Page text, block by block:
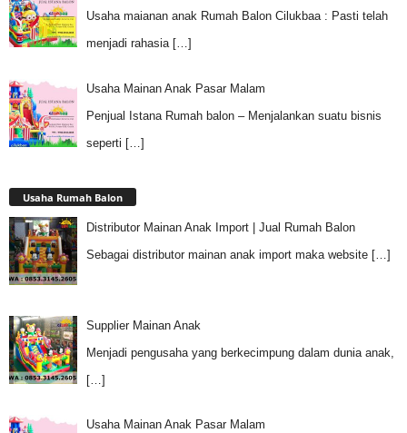
Usaha maianan anak Rumah Balon Cilukbaa : Pasti telah
menjadi rahasia […]
Usaha Mainan Anak Pasar Malam
Penjual Istana Rumah balon – Menjalankan suatu bisnis
seperti […]
Usaha Rumah Balon
Distributor Mainan Anak Import | Jual Rumah Balon
Sebagai distributor mainan anak import maka website […]
Supplier Mainan Anak
Menjadi pengusaha yang berkecimpung dalam dunia anak,
[…]
Usaha Mainan Anak Pasar Malam